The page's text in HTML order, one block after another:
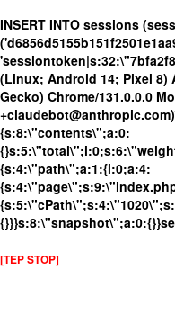
INSERT INTO sessions
(Linux; Android 14; Pixel 8)
Gecko) Chrome/131.0.0.0
{s:8:\"contents\";a:0:
{s:4:\"path\";a:1:{i:0;a:4:
[TEP STOP]